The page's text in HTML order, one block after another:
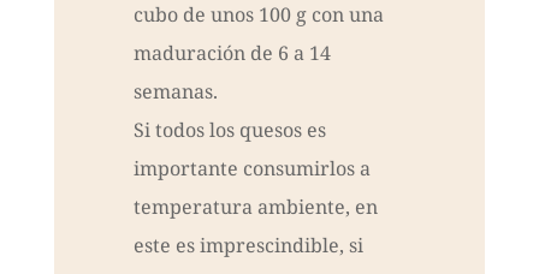
cubo de unos 100 g con una
maduración de 6 a 14
semanas.
Si todos los quesos es
importante consumirlos a
temperatura ambiente, en
este es imprescindible, si